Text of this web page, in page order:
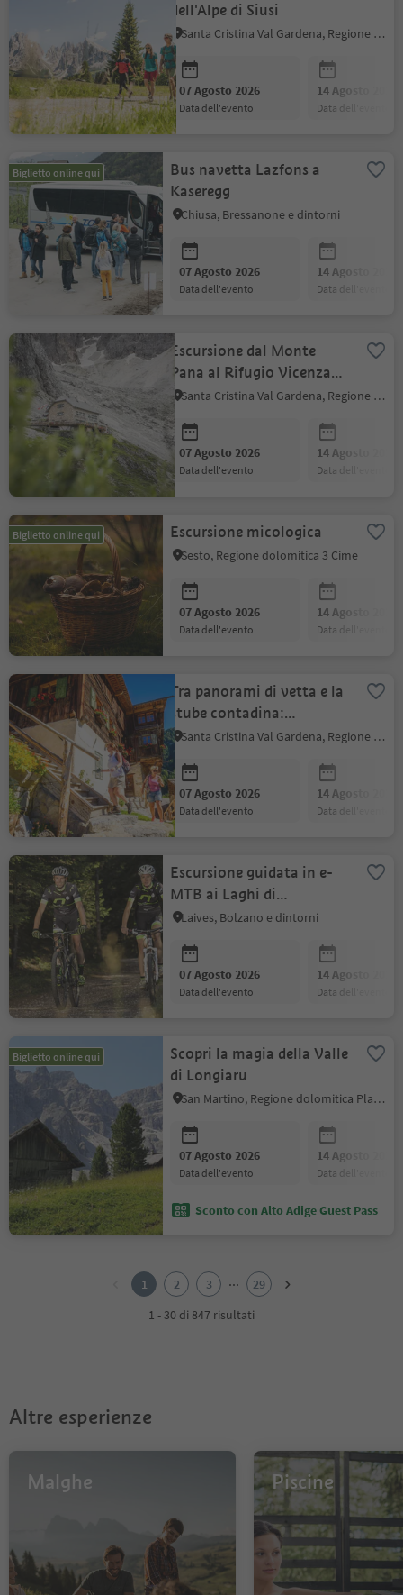
dell'Alpe di Siusi
Santa Cristina Val Gardena, Regione dolomitica Val Gardena
07 Agosto 2026
data dell'evento
14 Agosto 2026
data dell'evento
Biglietto online qui
Bus navetta Lazfons a
Kaseregg
Chiusa, Bressanone e dintorni
07 Agosto 2026
data dell'evento
14 Agosto 2026
data dell'evento
Escursione dal Monte
Pana al Rifugio Vicenza
con le guide Catores
Santa Cristina Val Gardena, Regione dolomitica Val Gardena
07 Agosto 2026
data dell'evento
14 Agosto 2026
data dell'evento
Biglietto online qui Escursione micologica
Sesto, Regione dolomitica 3 Cime
07 Agosto 2026
data dell'evento
14 Agosto 2026
data dell'evento
Tra panorami di vetta e la
stube contadina:
camminata con sosta al
maso Paratoni
Santa Cristina Val Gardena, Regione dolomitica Val Gardena
07 Agosto 2026
data dell'evento
14 Agosto 2026
data dell'evento
Escursione guidata in e-
MTB ai Laghi di
Monticolo
Laives, Bolzano e dintorni
07 Agosto 2026
data dell'evento
14 Agosto 2026
data dell'evento
Biglietto online qui
Scopri la magia della Valle
di Longiaru
San Martino, Regione dolomitica Plan de Corones
07 Agosto 2026
data dell'evento
14 Agosto 2026
data dell'evento
Sconto con Alto Adige Guest Pass
10
12
17
18
19
1 2 3 ...
29
1 - 30 di 847 risultati
Altre esperienze
Malghe Piscine